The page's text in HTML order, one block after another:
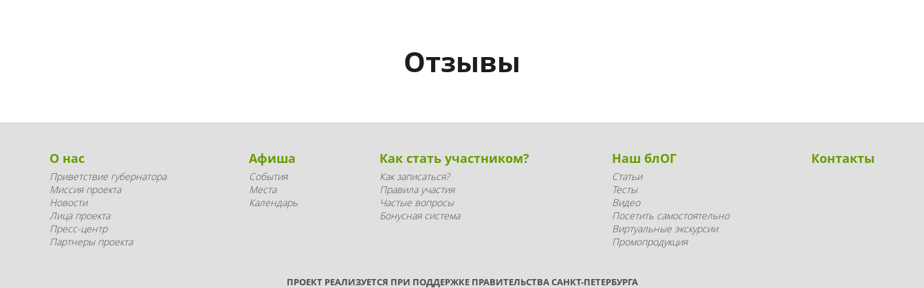
Отзывы
О нас
Приветствие губернатора
Миссия проекта
Новости
Лица проекта
Пресс-центр
Партнеры проекта
Афиша
События
Места
Календарь
Как стать участником?
Как записаться?
Правила участия
Частые вопросы
Бонусная система
Наш блОГ
Статьи
Тесты
Видео
Посетить самостоятельно
Виртуальные экскурсии
Промопродукция
Контакты
ПРОЕКТ РЕАЛИЗУЕТСЯ ПРИ ПОДДЕРЖКЕ ПРАВИТЕЛЬСТВА САНКТ-ПЕТЕРБУРГА